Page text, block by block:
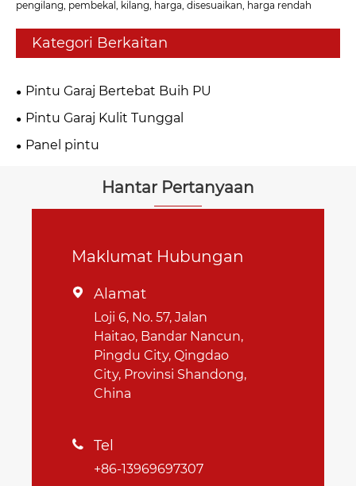
pengilang, pembekal, kilang, harga, disesuaikan, harga rendah
Kategori Berkaitan
Pintu Garaj Bertebat Buih PU
Pintu Garaj Kulit Tunggal
Panel pintu
Hantar Pertanyaan
Maklumat Hubungan
 Alamat
Loji 6, No. 57, Jalan
Haitao, Bandar Nancun,
Pingdu City, Qingdao
City, Provinsi Shandong,
China
 Tel
+86-13969697307